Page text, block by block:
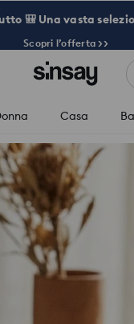
🎒 Una vasta
Scopri l’offerta >>
Casa